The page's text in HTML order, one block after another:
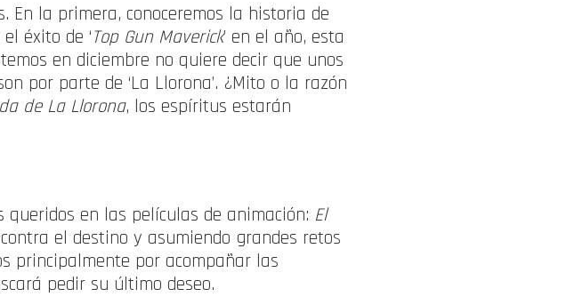
la primera, conoceremos la historia de
éxito de ‘Top Gun Maverick’ en el año, esta
en diciembre no quiere decir que unos
por parte de ‘La Llorona’. ¿Mito o la razón
de La Llorona, los espíritus estarán
en las películas de animación: El
el destino y asumiendo grandes retos
principalmente por acompañar las
pedir su último deseo.